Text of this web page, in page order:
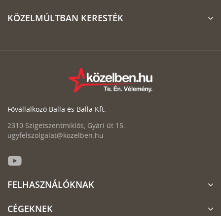
KÖZELMÚLTBAN KERESTÉK
Fővállalkozó Balla és Balla Kft.
2310 Szigetszentmiklós, Gyári út 15.
ugyfelszolgalat@kozelben.hu
FELHASZNÁLÓKNAK
CÉGEKNEK